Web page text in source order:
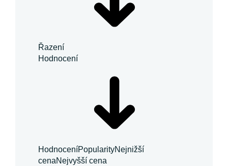
Řazení
Hodnocení
HodnoceníPopularityNejnižší
cenaNejvyšší cena